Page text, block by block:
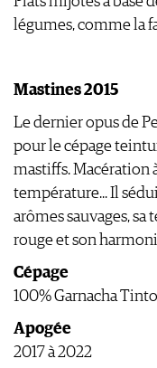
légumes, comme la
Mastines 2015
Le dernier opus de
pour le cépage
mastiffs. Macération
température... Il
arômes sauvages,
rouge et son
Cépage
100% Garnacha
Apogée
2017 à 2022